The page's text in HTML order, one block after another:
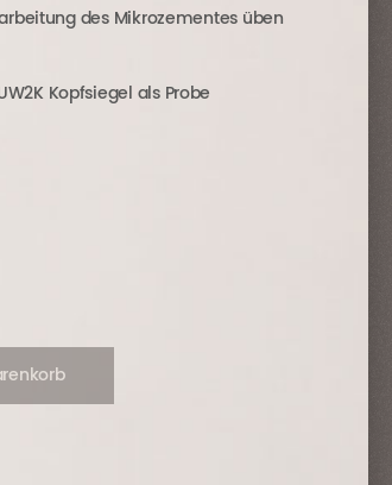
€.
des Mikrozementes üben
Kopfsiegel als Probe